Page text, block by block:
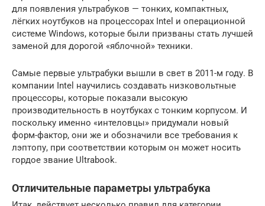
для появления ультрабуков — тонких, компактных,
лёгких ноутбуков на процессорах Intel и операционной
системе Windows, которые были призваны стать лучшей
заменой для дорогой «яблочной» техники.
Самые первые ультрабуки вышли в свет в 2011-м году. В
компании Intel научились создавать низковольтные
процессоры, которые показали высокую
производительность в ноутбуках с тонким корпусом. И
поскольку именно «интеловцы» придумали новый
форм-фактор, они же и обозначили все требования к
лэптопу, при соответствии которым он может носить
гордое звание Ultrabook.
Отличительные параметры ультрабука